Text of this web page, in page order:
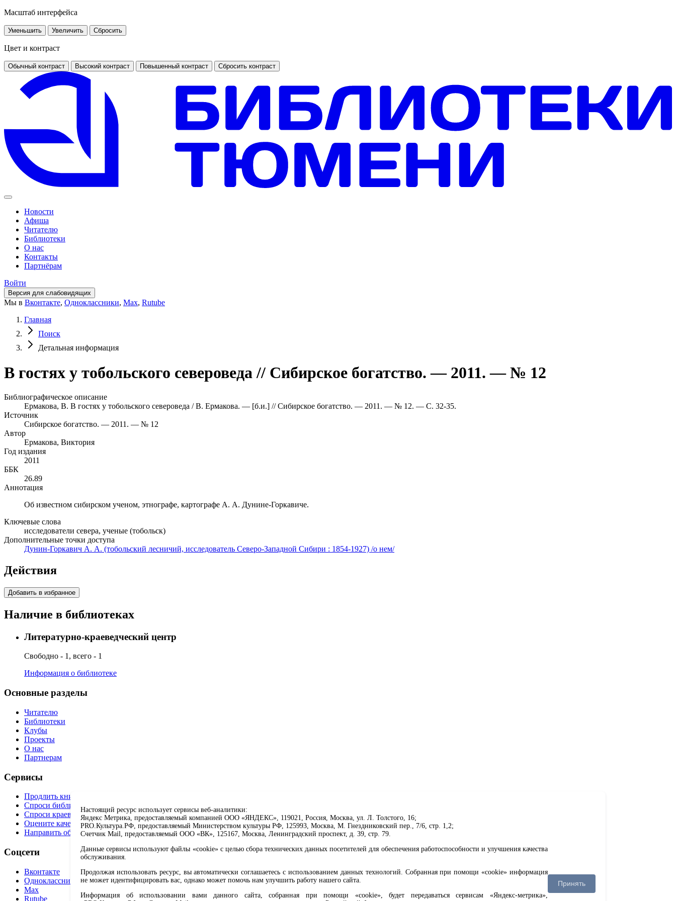
Масштаб интерфейса
Уменьшить Увеличить Сбросить
Цвет и контраст
Обычный контраст Высокий контраст Повышенный контраст Сбросить контраст
Новости
Афиша
Читателю
Библиотеки
О нас
Контакты
Партнёрам
Войти
Версия для слабовидящих
Мы в Вконтакте, Одноклассники, Max, Rutube
Главная
Поиск
Детальная информация
В гостях у тобольского североведа // Сибирское богатство. — 2011. — № 12
Библиографическое описание
Ермакова, В. В гостях у тобольского североведа / В. Ермакова. — [б.и.] // Сибирское богатство. — 2011. — № 12. — С. 32-35.
Источник
Сибирское богатство. — 2011. — № 12
Автор
Ермакова, Виктория
Год издания
2011
ББК
26.89
Аннотация
Об известном сибирском ученом, этнографе, картографе А. А. Дунине-Горкавиче.
Ключевые слова
исследователи севера, ученые (тобольск)
Дополнительные точки доступа
Дунин-Горкавич А. А. (тобольский лесничий, исследователь Северо-Западной Сибири : 1854-1927) /о нем/
Действия
Добавить в избранное
Наличие в библиотеках
Литературно-краеведческий центр
Свободно - 1, всего - 1
Информация о библиотеке
Основные разделы
Читателю
Библиотеки
Клубы
Проекты
О нас
Партнерам
Сервисы
Продлить книгу
Спроси библиотекаря
Спроси краеведа
Оцените качество услуг
Направить обращение директору
Соцсети
Вконтакте
Одноклассники
Max
Rutube
Настоящий ресурс использует сервисы веб-аналитики:
Яндекс Метрика, предоставляемый компанией ООО «ЯНДЕКС», 119021, Россия, Москва, ул. Л. Толстого, 16;
PRO.Культура.РФ, предоставляемый Министерством культуры РФ, 125993, Москва, М. Гнездниковский пер., 7/6, стр. 1,2;
Счетчик Mail, предоставляемый ООО «ВК», 125167, Москва, Ленинградский проспект, д. 39, стр. 79.
Данные сервисы используют файлы «cookie» с целью сбора технических данных посетителей для обеспечения работоспособности и улучшения качества
обслуживания.
Продолжая использовать ресурс, вы автоматически соглашаетесь с использованием данных технологий. Собранная при помощи «cookie» информация
не может идентифицировать вас, однако может помочь нам улучшить работу нашего сайта.
Информация об использовании вами данного сайта, собранная при помощи «cookie», будет передаваться сервисам «Яндекс-метрика»,
Принять